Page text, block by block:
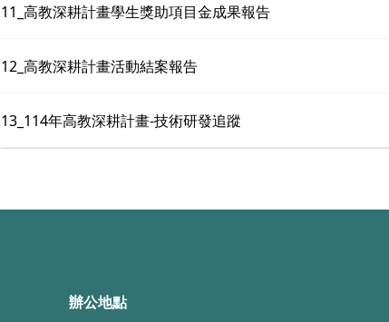
11_高教深耕計畫學生獎助項目金成果報告
12_高教深耕計畫活動結案報告
13_114年高教深耕計畫-技術研發追蹤
辦公地點